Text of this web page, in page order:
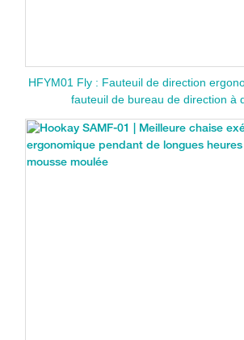
HFYM01 Fly : Fauteuil de direction
fauteuil de bureau de direction à